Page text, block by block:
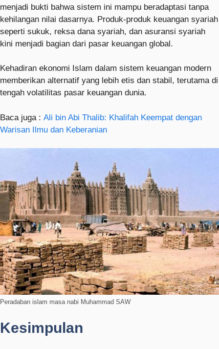
menjadi bukti bahwa sistem ini mampu beradaptasi tanpa
kehilangan nilai dasarnya. Produk-produk keuangan syariah
seperti sukuk, reksa dana syariah, dan asuransi syariah
kini menjadi bagian dari pasar keuangan global.
Kehadiran ekonomi Islam dalam sistem keuangan modern
memberikan alternatif yang lebih etis dan stabil, terutama di
tengah volatilitas pasar keuangan dunia.
Baca juga : Ali bin Abi Thalib: Khalifah Keempat dengan
Warisan Ilmu dan Keberanian
Peradaban islam masa nabi Muhammad SAW
Kesimpulan